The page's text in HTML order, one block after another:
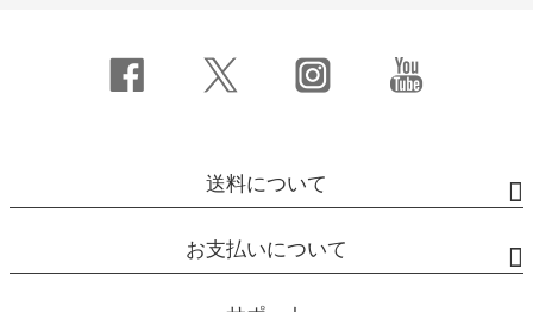
送料について
お支払いについて